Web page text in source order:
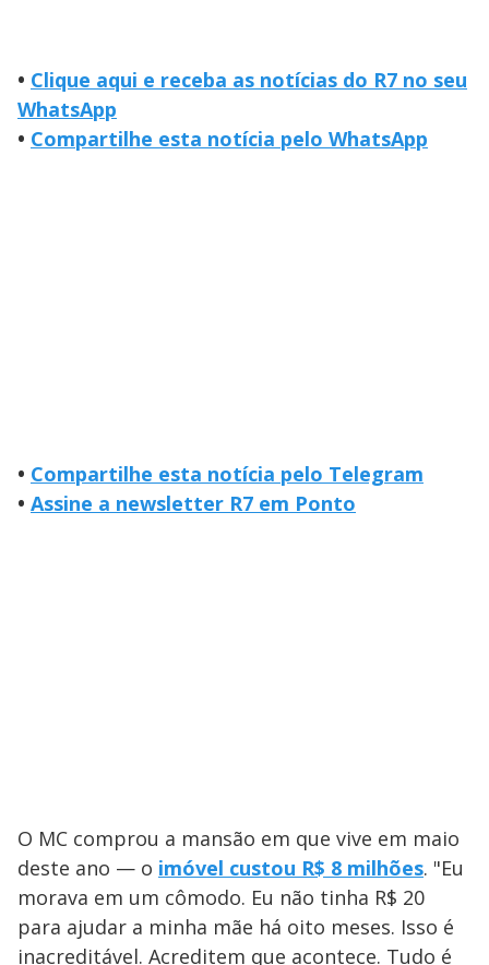
• Clique aqui e receba as notícias do R7 no seu
WhatsApp
• Compartilhe esta notícia pelo WhatsApp
• Compartilhe esta notícia pelo Telegram
• Assine a newsletter R7 em Ponto
O MC comprou a mansão em que vive em maio
deste ano — o imóvel custou R$ 8 milhões. "Eu
morava em um cômodo. Eu não tinha R$ 20
para ajudar a minha mãe há oito meses. Isso é
inacreditável. Acreditem que acontece. Tudo é